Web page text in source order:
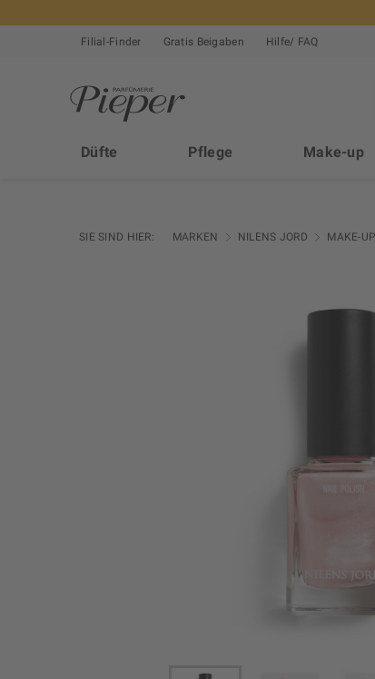
Filial-Finder Gratis Beigaben Hilfe/ FAQ
Düfte Pflege Make-up
SIE SIND HIER: MARKEN NILENS JORD MAKE-UP